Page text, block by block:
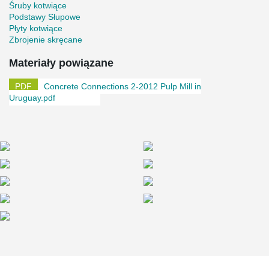
Śruby kotwiące
Podstawy Słupowe
Płyty kotwiące
Zbrojenie skręcane
Materiały powiązane
Concrete Connections 2-2012 Pulp Mill in
Uruguay.pdf